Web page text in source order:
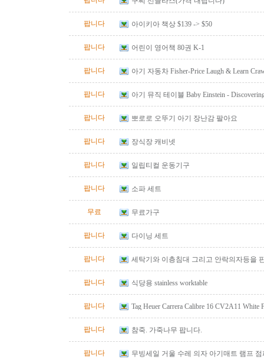
팝니다 아이키아 책상 $139 -> $50
팝니다 어린이 영어책 80권 K-1
팝니다
아기 자동차 Fisher-Price Laugh & Learn
팝니다
아기 뮤직 테이블 Baby Einstein -
팝니다
뽀로로 오뚜기 아기 장난감 팔아요
팝니다 장식장 캐비넷
팝니다 일립티컬 운동기구
팝니다 소파 세트
무료 무료가구
팝니다 다이닝 세트
팝니다 세탁기와 이층침대 그리고 안락의자등을
팝니다 식당용 stainless worktable
팝니다
Tag Heuer Carrera Calibre 16 CV2A11 White
팝니다
참죽. 가죽나무 팝니다.
팝니다 무빙세일 거울 수레 의자 아기매트 램프